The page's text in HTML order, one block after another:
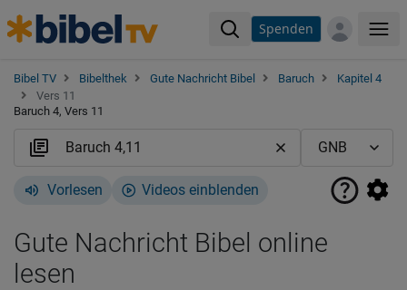
Spenden
Bibel TV Bibelthek Gute Nachricht Bibel Baruch
Kapitel 4
Vers 11
Baruch 4, Vers 11
Vorlesen Videos einblenden
Gute Nachricht Bibel online
lesen